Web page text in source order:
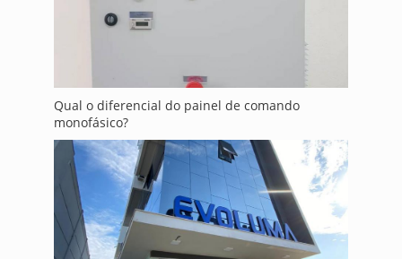
Qual o diferencial do painel de comando
monofásico?